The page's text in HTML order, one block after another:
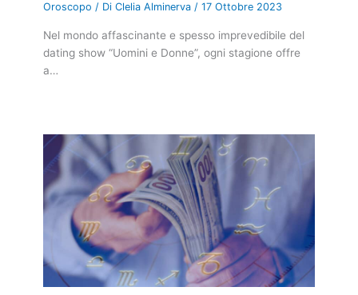
Oroscopo / DiClelia Alminerva/17 Ottobre 2023
Nel mondo affascinante e spesso imprevedibile del
dating show “Uomini e Donne”, ogni stagione offre
a…